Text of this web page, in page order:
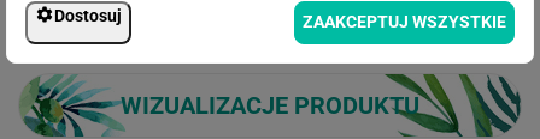
WIZUALIZACJE PRODUKTU
Dostosuj ZAAKCEPTUJ WSZYSTKIE